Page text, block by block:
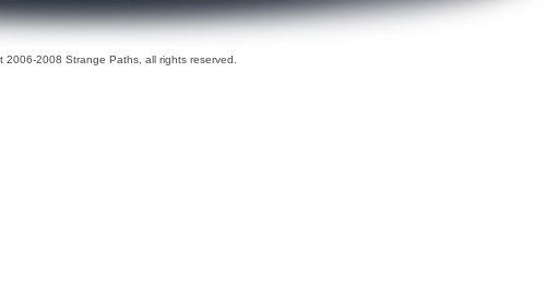
2006-2008 Strange Paths, all rights reserved.